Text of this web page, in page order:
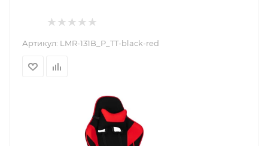
Артикул: LMR-131B_P_TT-black-red